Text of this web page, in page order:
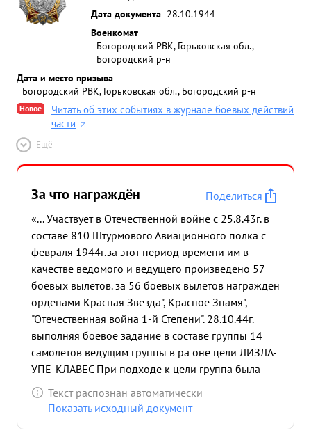
Дата документа 28.10.1944
Военкомат
Богородский РВК, Горьковская обл.,
Богородский р-н
Дата и место призыва
Богородский РВК, Горьковская обл., Богородский р-н
Новое
Читать об этих событиях в журнале боевых действий
части
Ещё
За что награждён
Поделиться
«... Участвует в Отечественной войне с 25.8.43г. в
составе 810 Штурмового Авиационного полка с
февраля 1944г.за этот период времени им в
качестве ведомого и ведущего произведено 57
боевых вылетов. за 56 боевых вылетов награжден
орденами Красная Звезда", Красное Знамя",
"Отечественная война 1-й Степени". 28.10.44г.
выполняя боевое задание в составе группы 14
самолетов ведущим группы в ра оне цели ЛИЗЛА-
УПЕ-КЛАВЕС При подходе к цели группа была
встречена сильным огнем ЗА противника и
плохими метеорологическими условиями Метким
Текст распознан автоматически
Показать исходный документ